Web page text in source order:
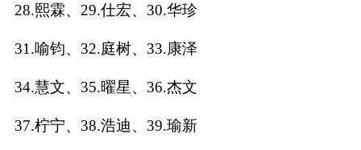
蛇年起名
龙年起名
兔年起名
28.熙霖、29.仕宏、30.华珍
31.喻钧、32.庭树、33.康泽
34.慧文、35.曜星、36.杰文
37.柠宁、38.浩迪、39.瑜新